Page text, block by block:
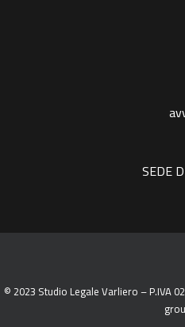
SEDE
© 2023 Studio Legale Varliero – P.IVA